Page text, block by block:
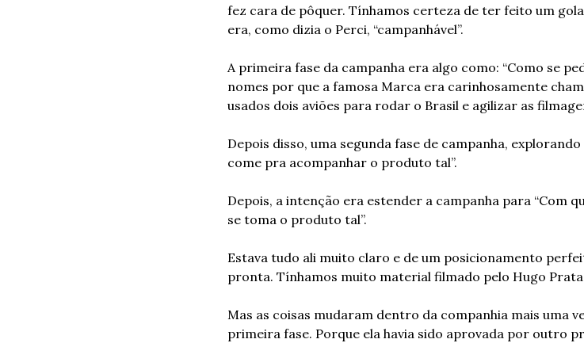
fez cara de pôquer. Tínhamos certeza de ter feito um
era, como dizia o Perci, “campanhável”.
A primeira fase da campanha era algo como: “Como se
nomes por que a famosa Marca era carinhosamente
usados dois aviões para rodar o Brasil e agilizar as
Depois disso, uma segunda fase de campanha,
come pra acompanhar o produto tal”.
Depois, a intenção era estender a campanha para “Com
se toma o produto tal”.
Estava tudo ali muito claro e de um posicionamento
pronta. Tínhamos muito material filmado pelo Hugo
Mas as coisas mudaram dentro da companhia mais uma
primeira fase. Porque ela havia sido aprovada por outro